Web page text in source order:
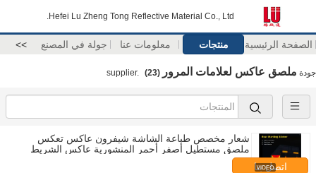
Hefei Lu Zheng Tong Reflective Material Co., Ltd.
الصفحة الرئيسية منتجات معلومات عنا جولة في المصنع >>
جودة ملصق عاكس لعلامات المرور (23)
شعار مخصص طباعة الشاشة شيفرون عاكس تعكس
ملصق مستطيل أصفر أحمر المنشورية عاكس الشريط
اللاصق
اتصل بنا